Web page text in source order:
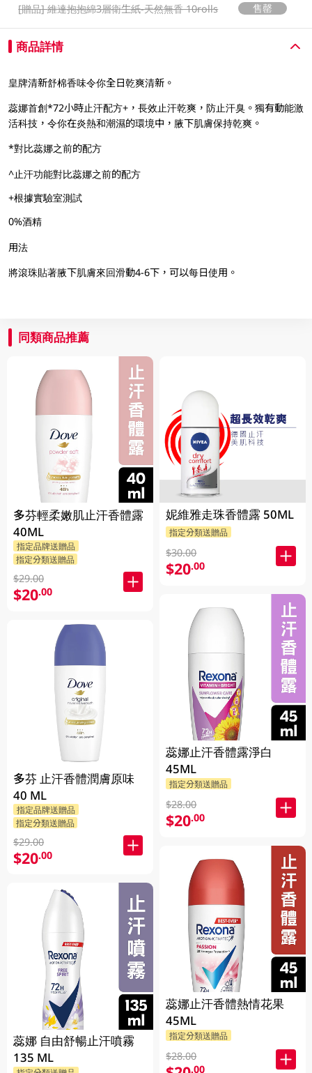
[贈品]維達抱抱綿3層衛生紙-天然無香 10rolls 售罄
商品詳情
皇牌清新舒棉香味令你全日乾爽清新。
蕊娜首創*72小時止汗配方+，長效止汗乾爽，防止汗臭。獨有動能激
活科技，令你在炎熱和潮濕的環境中，腋下肌膚保持乾爽。
*對比蕊娜之前的配方
^止汗功能對比蕊娜之前的配方
+根據實驗室測試
0%酒精
用法
將滾珠貼著腋下肌膚來回滑動4-6下，可以每日使用。
同類商品推薦
多芬輕柔嫩肌止汗香體露
40ML
指定品牌送贈品
指定分類送贈品
$29.00
$20.00
多芬 止汗香體潤膚原味
40 ML
指定品牌送贈品
指定分類送贈品
$29.00
$20.00
蕊娜 自由舒暢止汗噴霧
135 ML
妮維雅走珠香體露 50ML
指定分類送贈品
$30.00
$20.00
蕊娜止汗香體露淨白
45ML
指定分類送贈品
$28.00
$20.00
蕊娜止汗香體熱情花果
45ML
指定分類送贈品
$28.00
.00